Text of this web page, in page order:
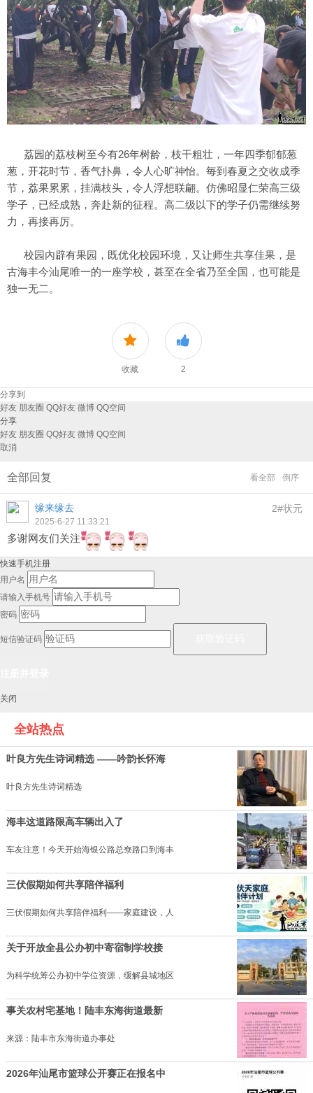
荔园的荔枝树至今有26年树龄，枝干粗壮，一年四季郁郁葱
葱，开花时节，香气扑鼻，令人心旷神怡。毎到春夏之交收成季
节，荔果累累，挂满枝头，令人浮想联翩。仿佛昭显仁荣高三级
学子，已经成熟，奔赴新的征程。高二级以下的学子仍需继续努
力，再接再厉。
校园內辟有果园，既优化校园环境，又让师生共享佳果，是
古海丰今汕尾唯一的一座学校，甚至在全省乃至全国，也可能是
独一无二。
收藏 2
分享到
好友 朋友圈 QQ好友 微博 QQ空间
分享
好友 朋友圈 QQ好友 微博 QQ空间
取消
全部回复 倒序
看全部
缘来缘去
2025-6-27 11:33:21
2#状元
多谢网友们关注
快速手机注册
用户名
请输入手机号
密码
短信验证码
关闭
全站热点
叶良方先生诗词精选 ——吟韵长怀海
叶良方先生诗词精选
海丰这道路限高车辆出入了
车友注意！今天开始海银公路总尞路口到海丰
三伏假期如何共享陪伴福利
三伏假期如何共享陪伴福利——家庭建设，人
关于开放全县公办初中寄宿制学校接
为科学统筹公办初中学位资源，缓解县城地区
事关农村宅基地！陆丰东海街道最新
来源：陆丰市东海街道办事处
2026年汕尾市篮球公开赛正在报名中